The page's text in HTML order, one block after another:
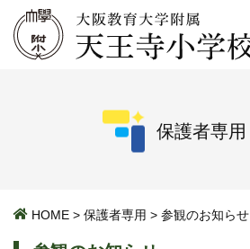
保護者専用
HOME > 保護者専用 > 参観のお知らせ